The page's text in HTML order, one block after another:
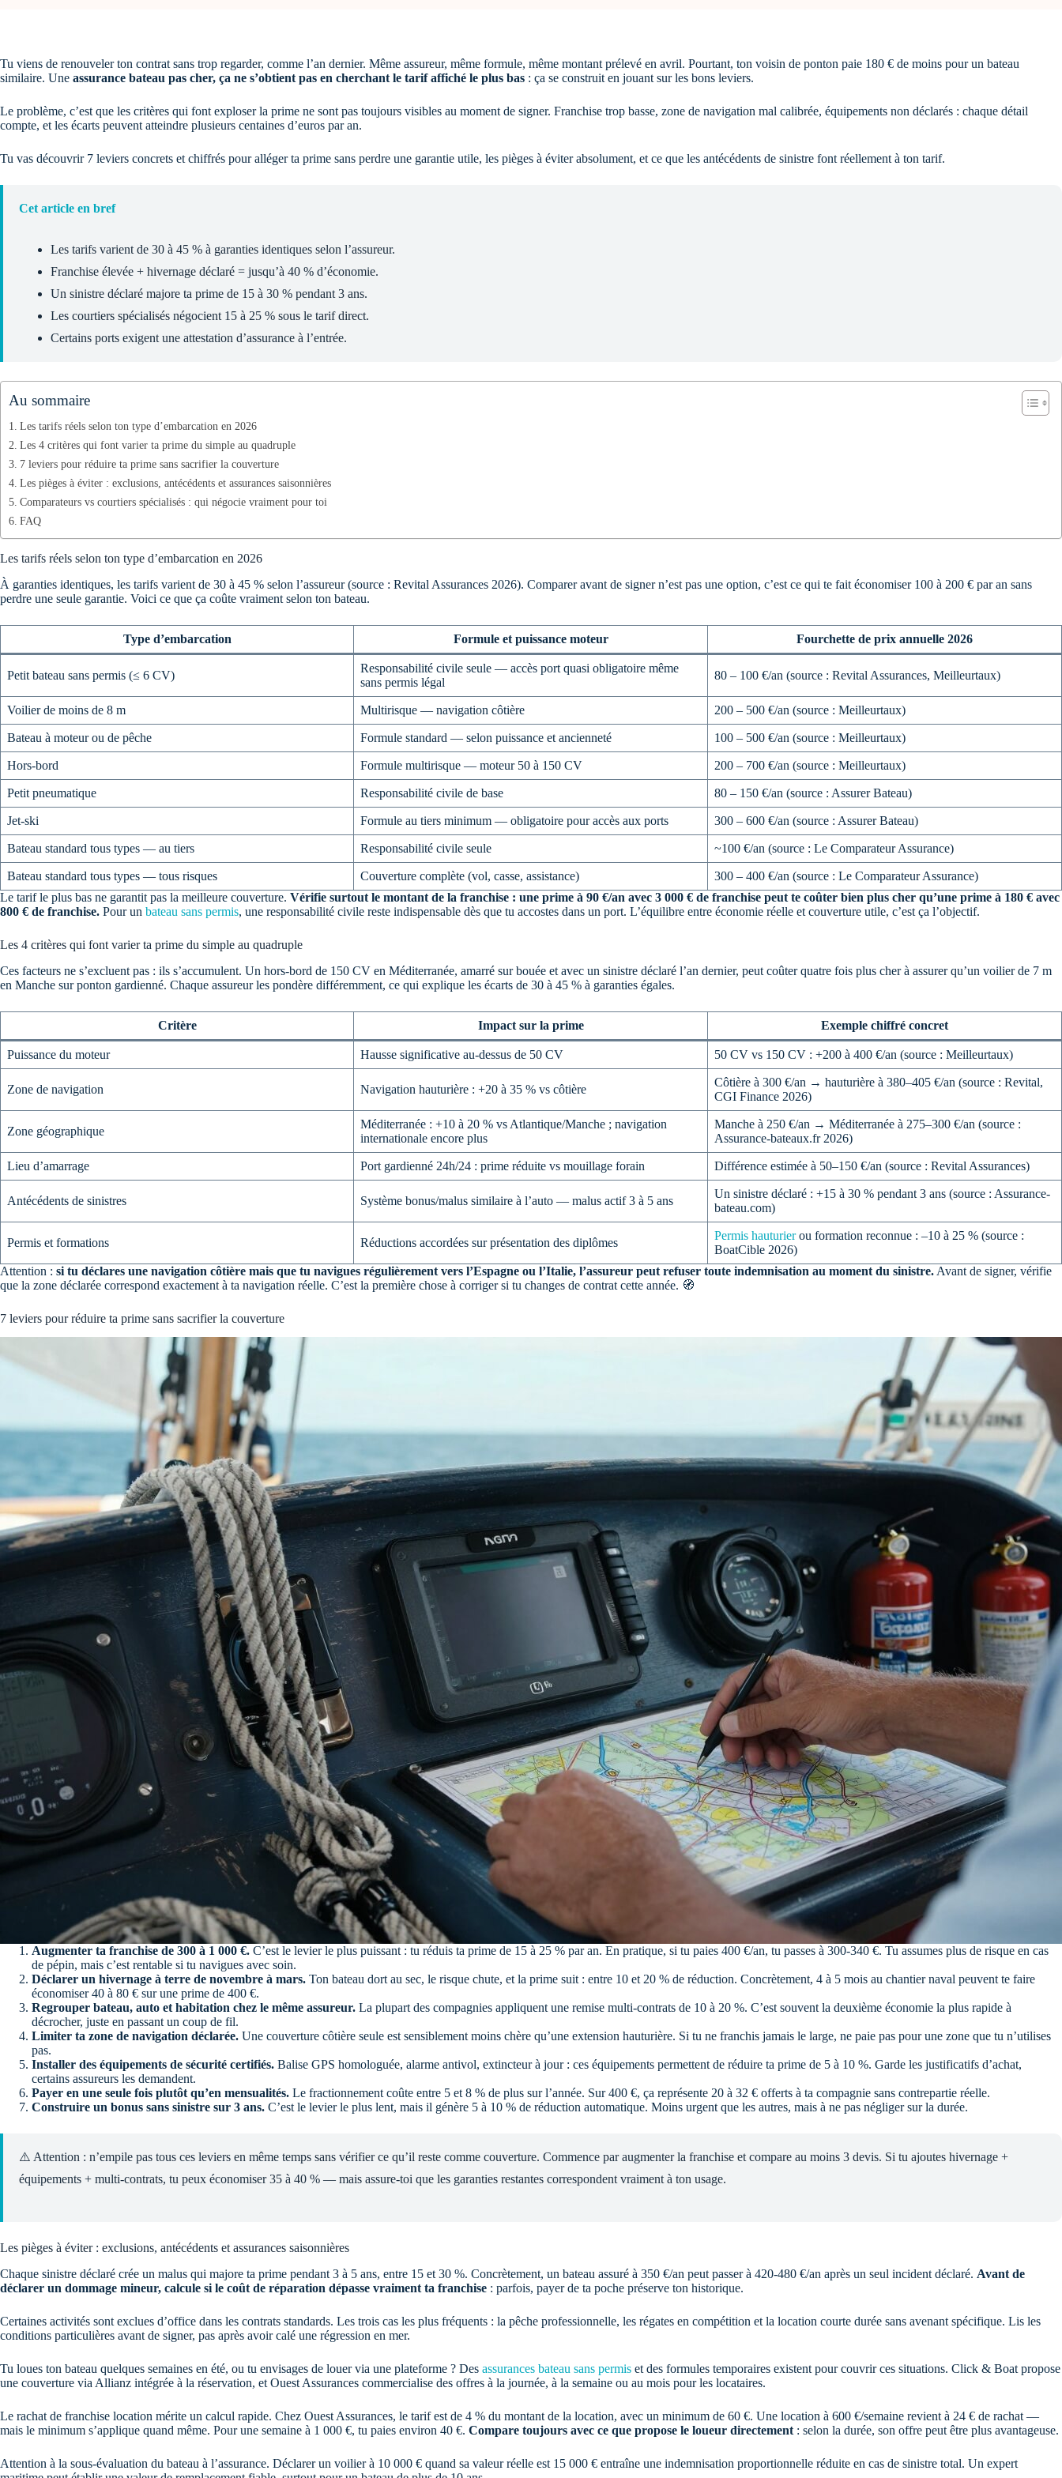
Tu viens de renouveler ton contrat sans trop regarder, comme l’an dernier. Même assureur, même formule, même montant prélevé en avril. Pourtant, ton voisin de ponton paie 180 € de moins pour un bateau
similaire. Une assurance bateau pas cher, ça ne s’obtient pas en cherchant le tarif affiché le plus bas : ça se construit en jouant sur les bons leviers.
Le problème, c’est que les critères qui font exploser la prime ne sont pas toujours visibles au moment de signer. Franchise trop basse, zone de navigation mal calibrée, équipements non déclarés : chaque détail
compte, et les écarts peuvent atteindre plusieurs centaines d’euros par an.
Tu vas découvrir 7 leviers concrets et chiffrés pour alléger ta prime sans perdre une garantie utile, les pièges à éviter absolument, et ce que les antécédents de sinistre font réellement à ton tarif.
Cet article en bref
Les tarifs varient de 30 à 45 % à garanties identiques selon l’assureur.
Franchise élevée + hivernage déclaré = jusqu’à 40 % d’économie.
Un sinistre déclaré majore ta prime de 15 à 30 % pendant 3 ans.
Les courtiers spécialisés négocient 15 à 25 % sous le tarif direct.
Certains ports exigent une attestation d’assurance à l’entrée.
Au sommaire
Les tarifs réels selon ton type d’embarcation en 2026
Les 4 critères qui font varier ta prime du simple au quadruple
7 leviers pour réduire ta prime sans sacrifier la couverture
Les pièges à éviter : exclusions, antécédents et assurances saisonnières
Comparateurs vs courtiers spécialisés : qui négocie vraiment pour toi
FAQ
Les tarifs réels selon ton type d’embarcation en 2026
À garanties identiques, les tarifs varient de 30 à 45 % selon l’assureur (source : Revital Assurances 2026). Comparer avant de signer n’est pas une option, c’est ce qui te fait économiser 100 à 200 € par an sans
perdre une seule garantie. Voici ce que ça coûte vraiment selon ton bateau.
Type d’embarcation Formule et puissance moteur Fourchette de prix annuelle 2026
Petit bateau sans permis (≤ 6 CV)
Responsabilité civile seule — accès port quasi obligatoire même
sans permis légal
80 – 100 €/an (source : Revital Assurances, Meilleurtaux)
Voilier de moins de 8 m Multirisque — navigation côtière 200 – 500 €/an (source : Meilleurtaux)
Bateau à moteur ou de pêche Formule standard — selon puissance et ancienneté 100 – 500 €/an (source : Meilleurtaux)
Hors-bord Formule multirisque — moteur 50 à 150 CV 200 – 700 €/an (source : Meilleurtaux)
Petit pneumatique Responsabilité civile de base 80 – 150 €/an (source : Assurer Bateau)
Jet-ski Formule au tiers minimum — obligatoire pour accès aux ports 300 – 600 €/an (source : Assurer Bateau)
Bateau standard tous types — au tiers Responsabilité civile seule ~100 €/an (source : Le Comparateur Assurance)
Bateau standard tous types — tous risques Couverture complète (vol, casse, assistance)
300 – 400 €/an (source : Le Comparateur Assurance)
Le tarif le plus bas ne garantit pas la meilleure couverture. Vérifie surtout le montant de la franchise : une prime à 90 €/an avec 3 000 € de franchise peut te coûter bien plus cher qu’une prime à 180 € avec
800 € de franchise. Pour un bateau sans permis, une responsabilité civile reste indispensable dès que tu accostes dans un port. L’équilibre entre économie réelle et couverture utile, c’est ça l’objectif.
Les 4 critères qui font varier ta prime du simple au quadruple
Ces facteurs ne s’excluent pas : ils s’accumulent. Un hors-bord de 150 CV en Méditerranée, amarré sur bouée et avec un sinistre déclaré l’an dernier, peut coûter quatre fois plus cher à assurer qu’un voilier de 7 m
en Manche sur ponton gardienné. Chaque assureur les pondère différemment, ce qui explique les écarts de 30 à 45 % à garanties égales.
Critère Impact sur la prime Exemple chiffré concret
Puissance du moteur Hausse significative au-dessus de 50 CV 50 CV vs 150 CV : +200 à 400 €/an (source : Meilleurtaux)
Zone de navigation Navigation hauturière : +20 à 35 % vs côtière
Côtière à 300 €/an → hauturière à 380–405 €/an (source : Revital,
CGI Finance 2026)
Zone géographique
Méditerranée : +10 à 20 % vs Atlantique/Manche ; navigation
internationale encore plus
Manche à 250 €/an → Méditerranée à 275–300 €/an (source :
Assurance-bateaux.fr 2026)
Lieu d’amarrage Port gardienné 24h/24 : prime réduite vs mouillage forain Différence estimée à 50–150 €/an (source : Revital Assurances)
Antécédents de sinistres Système bonus/malus similaire à l’auto — malus actif 3 à 5 ans
Un sinistre déclaré : +15 à 30 % pendant 3 ans (source : Assurance-
bateau.com)
Permis et formations Réductions accordées sur présentation des diplômes
Permis hauturierou formation reconnue : –10 à 25 % (source :
BoatCible 2026)
Attention : si tu déclares une navigation côtière mais que tu navigues régulièrement vers l’Espagne ou l’Italie, l’assureur peut refuser toute indemnisation au moment du sinistre. Avant de signer, vérifie
que la zone déclarée correspond exactement à ta navigation réelle. C’est la première chose à corriger si tu changes de contrat cette année. 🧭
7 leviers pour réduire ta prime sans sacrifier la couverture
Augmenter ta franchise de 300 à 1 000 €. C’est le levier le plus puissant : tu réduis ta prime de 15 à 25 % par an. En pratique, si tu paies 400 €/an, tu passes à 300-340 €. Tu assumes plus de risque en cas
de pépin, mais c’est rentable si tu navigues avec soin.
Déclarer un hivernage à terre de novembre à mars. Ton bateau dort au sec, le risque chute, et la prime suit : entre 10 et 20 % de réduction. Concrètement, 4 à 5 mois au chantier naval peuvent te faire
économiser 40 à 80 € sur une prime de 400 €.
Regrouper bateau, auto et habitation chez le même assureur. La plupart des compagnies appliquent une remise multi-contrats de 10 à 20 %. C’est souvent la deuxième économie la plus rapide à
décrocher, juste en passant un coup de fil.
Limiter ta zone de navigation déclarée. Une couverture côtière seule est sensiblement moins chère qu’une extension hauturière. Si tu ne franchis jamais le large, ne paie pas pour une zone que tu n’utilises
pas.
Installer des équipements de sécurité certifiés. Balise GPS homologuée, alarme antivol, extincteur à jour : ces équipements permettent de réduire ta prime de 5 à 10 %. Garde les justificatifs d’achat,
certains assureurs les demandent.
Payer en une seule fois plutôt qu’en mensualités. Le fractionnement coûte entre 5 et 8 % de plus sur l’année. Sur 400 €, ça représente 20 à 32 € offerts à ta compagnie sans contrepartie réelle.
Construire un bonus sans sinistre sur 3 ans. C’est le levier le plus lent, mais il génère 5 à 10 % de réduction automatique. Moins urgent que les autres, mais à ne pas négliger sur la durée.
⚠️ Attention : n’empile pas tous ces leviers en même temps sans vérifier ce qu’il reste comme couverture. Commence par augmenter la franchise et compare au moins 3 devis. Si tu ajoutes hivernage +
équipements + multi-contrats, tu peux économiser 35 à 40 % — mais assure-toi que les garanties restantes correspondent vraiment à ton usage.
Les pièges à éviter : exclusions, antécédents et assurances saisonnières
Chaque sinistre déclaré crée un malus qui majore ta prime pendant 3 à 5 ans, entre 15 et 30 %. Concrètement, un bateau assuré à 350 €/an peut passer à 420-480 €/an après un seul incident déclaré. Avant de
déclarer un dommage mineur, calcule si le coût de réparation dépasse vraiment ta franchise : parfois, payer de ta poche préserve ton historique.
Certaines activités sont exclues d’office dans les contrats standards. Les trois cas les plus fréquents : la pêche professionnelle, les régates en compétition et la location courte durée sans avenant spécifique. Lis les
conditions particulières avant de signer, pas après avoir calé une régression en mer.
Tu loues ton bateau quelques semaines en été, ou tu envisages de louer via une plateforme ? Des assurances bateau sans permis et des formules temporaires existent pour couvrir ces situations. Click & Boat propose
une couverture via Allianz intégrée à la réservation, et Ouest Assurances commercialise des offres à la journée, à la semaine ou au mois pour les locataires.
Le rachat de franchise location mérite un calcul rapide. Chez Ouest Assurances, le tarif est de 4 % du montant de la location, avec un minimum de 60 €. Une location à 600 €/semaine revient à 24 € de rachat —
mais le minimum s’applique quand même. Pour une semaine à 1 000 €, tu paies environ 40 €. Compare toujours avec ce que propose le loueur directement : selon la durée, son offre peut être plus avantageuse.
Attention à la sous-évaluation du bateau à l’assurance. Déclarer un voilier à 10 000 € quand sa valeur réelle est 15 000 € entraîne une indemnisation proportionnelle réduite en cas de sinistre total. Un expert